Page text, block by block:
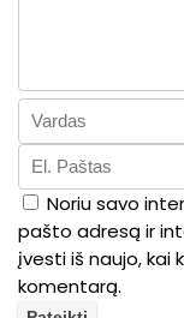
Noriu savo
pašto adresą ir
įvesti iš naujo, kai
komentarą.